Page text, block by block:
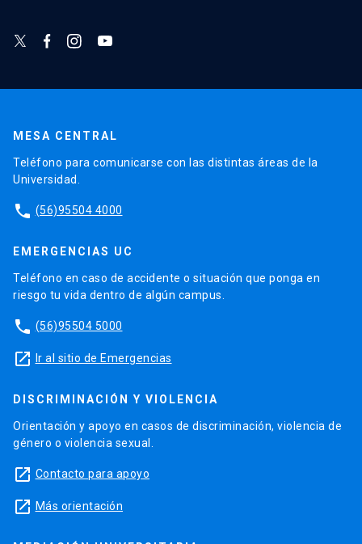
MESA CENTRAL
Teléfono para comunicarse con las distintas áreas de la
Universidad.
phone (56)95504 4000
EMERGENCIAS UC
Teléfono en caso de accidente o situación que ponga en
riesgo tu vida dentro de algún campus.
phone (56)95504 5000
launch Ir al sitio de Emergencias
DISCRIMINACIÓN Y VIOLENCIA
Orientación y apoyo en casos de discriminación, violencia de
género o violencia sexual.
launch Contacto para apoyo
launch Más orientación